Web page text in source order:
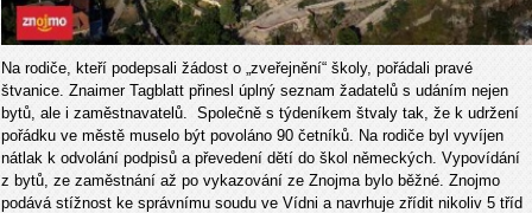
Na rodiče, kteří podepsali žádost o „zveřejnění“ školy, pořádali pravé
štvanice. Znaimer Tagblatt přinesl úplný seznam žadatelů s udáním nejen
bytů, ale i zaměstnavatelů. Společně s týdeníkem štvaly tak, že k udržení
pořádku ve městě muselo být povoláno 90 četníků. Na rodiče byl vyvíjen
nátlak k odvolání podpisů a převedení dětí do škol německých. Vypovídání
z bytů, ze zaměstnání až po vykazování ze Znojma bylo běžné. Znojmo
podává stížnost ke správnímu soudu ve Vídni a navrhuje zřídit nikoliv 5 tříd